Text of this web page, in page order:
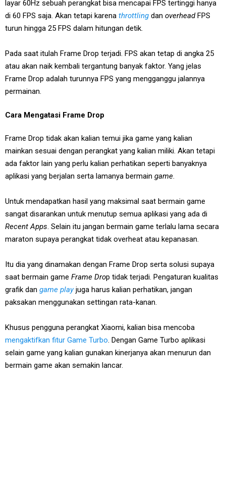
layar 60Hz sebuah perangkat bisa mencapai FPS tertinggi hanya
di 60 FPS saja. Akan tetapi karena throttling dan overheadFPS
turun hingga 25 FPS dalam hitungan detik.
Pada saat itulah Frame Drop terjadi. FPS akan tetap di angka 25
atau akan naik kembali tergantung banyak faktor. Yang jelas
Frame Drop adalah turunnya FPS yang mengganggu jalannya
permainan.
Cara Mengatasi Frame Drop
Frame Drop tidak akan kalian temui jika game yang kalian
mainkan sesuai dengan perangkat yang kalian miliki. Akan tetapi
ada faktor lain yang perlu kalian perhatikan seperti banyaknya
aplikasi yang berjalan serta lamanya bermain game.
Untuk mendapatkan hasil yang maksimal saat bermain game
sangat disarankan untuk menutup semua aplikasi yang ada di
Recent Apps. Selain itu jangan bermain game terlalu lama secara
maraton supaya perangkat tidak overheat atau kepanasan.
Itu dia yang dinamakan dengan Frame Drop serta solusi supaya
saat bermain game Frame Drop tidak terjadi. Pengaturan kualitas
grafik dan game play juga harus kalian perhatikan, jangan
paksakan menggunakan settingan rata-kanan.
Khusus pengguna perangkat Xiaomi, kalian bisa mencoba
mengaktifkan fitur Game Turbo. Dengan Game Turbo aplikasi
selain game yang kalian gunakan kinerjanya akan menurun dan
bermain game akan semakin lancar.